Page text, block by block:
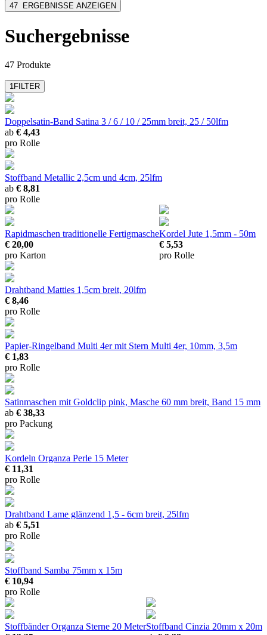
Folia
Halbach
Mabella
mehr anzeigen
47 ERGEBNISSE ANZEIGEN
Suchergebnisse
47 Produkte
1FILTER
Doppelsatin-Band Satina 3 / 6 / 10 / 25mm breit, 25 / 50lfm
ab € 4,43
pro Rolle
Stoffband Metallic 2,5cm und 4cm, 25lfm
ab € 8,81
pro Rolle
Rapidmaschen traditionelle Fertigmasche
€ 20,00
pro Karton
Kordel Jute 1,5mm - 50m
€ 5,53
pro Rolle
Drahtband Matties 1,5cm breit, 20lfm
€ 8,46
pro Rolle
Papier-Ringelband Multi 4er mit Stern Multi 4er, 10mm, 3,5m
€ 1,83
pro Rolle
Satinmaschen mit Goldclip pink, Masche 60 mm breit, Band 15 mm
ab € 38,33
pro Packung
Kordeln Organza Perle 15 Meter
€ 11,31
pro Rolle
Drahtband Lame glänzend 1,5 - 6cm breit, 25lfm
ab € 5,51
pro Rolle
Stoffband Samba 75mm x 15m
€ 10,94
pro Rolle
Stoffbänder Organza Sterne 20 MeterStoffband Cinzia 20mm x 20m